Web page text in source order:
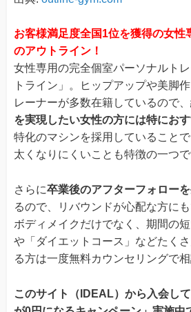
お客様満足度全国1位を獲得の女性
のアウトライン！
女性専用の完全個室パーソナルト
トライン」。ヒップアップや美脚
レーナーが多数在籍しているので、
を実現したい女性の方には特にお
特化のマシンを採用していること
太くなりにくいことも特徴の一つで
さらに卒業後のアフターフォロー
るので、リバウンドが心配な方に
ボディメイクだけでなく、期間の短
や「ダイエットコース」などたく
る方は一度無料カウンセリングで
このサイト（IDEAL）から入会し